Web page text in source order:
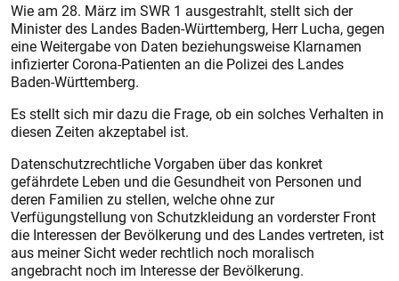
Wie am 28. März im SWR 1 ausgestrahlt, stellt sich der
Minister des Landes Baden-Württemberg, Herr Lucha, gegen
eine Weitergabe von Daten beziehungsweise Klarnamen
infizierter Corona-Patienten an die Polizei des Landes
Baden-Württemberg.
Es stellt sich mir dazu die Frage, ob ein solches Verhalten in
diesen Zeiten akzeptabel ist.
Datenschutzrechtliche Vorgaben über das konkret
gefährdete Leben und die Gesundheit von Personen und
deren Familien zu stellen, welche ohne zur
Verfügungstellung von Schutzkleidung an vorderster Front
die Interessen der Bevölkerung und des Landes vertreten, ist
aus meiner Sicht weder rechtlich noch moralisch
angebracht noch im Interesse der Bevölkerung.